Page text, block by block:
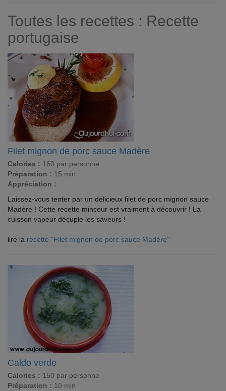
Toutes les recettes : Recette
portugaise
Filet mignon de porc sauce Madère
Calories : 160 par personne
Préparation : 15 min
Appréciation :
Laissez-vous tenter par un délicieux filet de porc mignon sauce
Madère ! Cette recette minceur est vraiment à découvrir ! La
cuisson vapeur décuple les saveurs !
lire la recette "Filet mignon de porc sauce Madère"
Caldo verde
Calories : 150 par personne
Préparation : 10 min